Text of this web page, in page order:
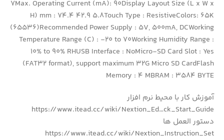
7Max. Operating Current (mA): 90Display Layout Size (L x W x
H) mm : 74.4 42.9 5.8Touch Type : ResistiveColors: 65K
(65536)Recommended Power Supply : 5V, 500mA, DCWorking
Temperature Range (C) : -20 to 70Working Humidity Range :
10% to 90% RHUSB Interface : NoMicro-SD Card Slot : Yes
(FAT32 format), support maximum 32G Micro SD CardFlash
Memory : 4 MBRAM : 3584 BYTE
آموزش کار با محیط نرم افزار
https://www.itead.cc/wiki/Nextion_Ed…ck_Start_Guide
دستور العمل ها
https://www.itead.cc/wiki/Nextion_Instruction_Set